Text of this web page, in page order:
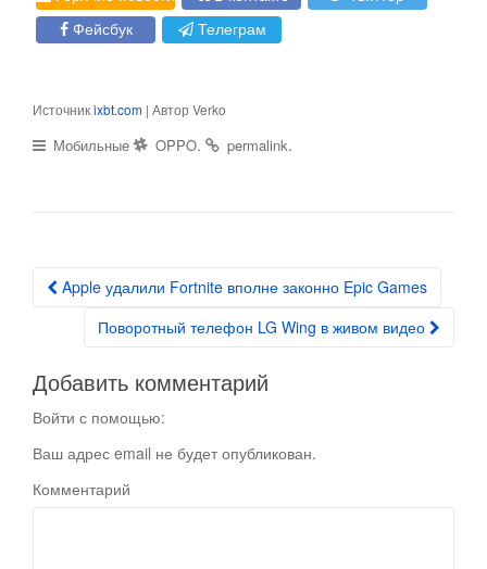
Фейсбук
Телеграм
Источникixbt.com | Автор Verko
Мобильные OPPO. permalink.
Post navigation
Apple удалили Fortnite вполне законно Epic Games
Поворотный телефон LG Wing в живом видео
Добавить комментарий
Войти с помощью:
Ваш адрес email не будет опубликован.
Комментарий